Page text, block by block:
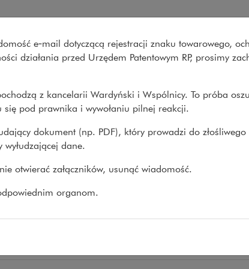
Co robimy O nas Nasze
Kacprowska
e‑mail dotyczącą rejestracji znaku towarowego,
działania przed Urzędem Patentowym RP, prosimy
z kancelarii Wardyński i Wspólnicy. To próba
się pod prawnika i wywołaniu pilnej reakcji.
dokument (np. PDF), który prowadzi do złośliwego
dane.
otwierać załączników, usunąć wiadomość.
organom.